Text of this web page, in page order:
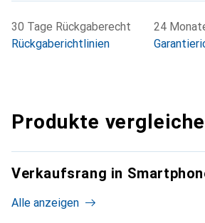
30 Tage Rückgaberecht
Rückgaberichtlinien
24
Produkte
Verkaufsrang in
Alle anzeigen